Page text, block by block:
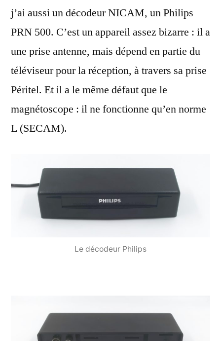
j’ai aussi un décodeur NICAM, un Philips
PRN 500. C’est un appareil assez bizarre : il a
une prise antenne, mais dépend en partie du
téléviseur pour la réception, à travers sa prise
Péritel. Et il a le même défaut que le
magnétoscope : il ne fonctionne qu’en norme
L (SECAM).
Le décodeur Philips